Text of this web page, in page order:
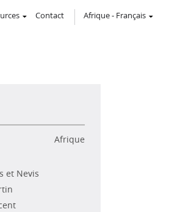
Contact Afrique- Français
Afrique
et Nevis